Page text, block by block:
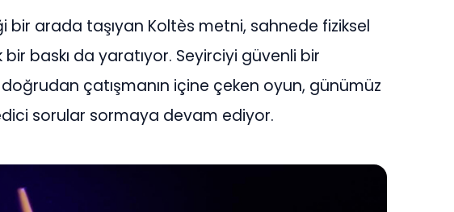
bir arada taşıyan Koltès metni, sahnede fiziksel
baskı da yaratıyor. Seyirciyi güvenli bir
çatışmanın içine çeken oyun, günümüz
sorular sormaya devam ediyor.